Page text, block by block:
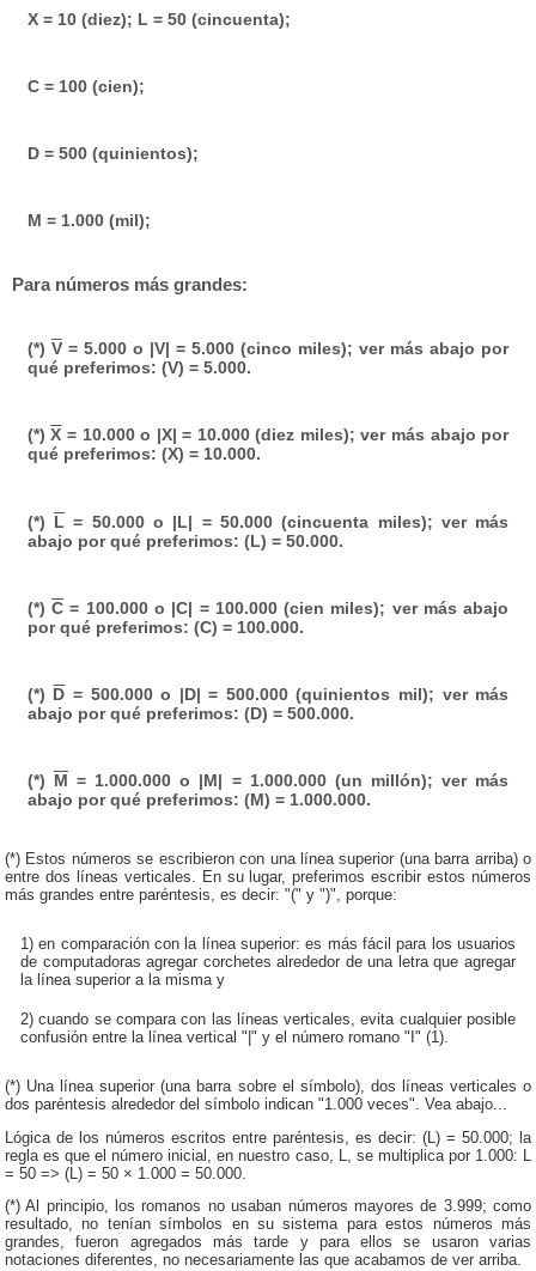
X = 10 (diez); L = 50 (cincuenta);
C = 100 (cien);
D = 500 (quinientos);
M = 1.000 (mil);
Para números más grandes:
(*) V= 5.000 o |V| = 5.000 (cinco miles); ver más abajo por
qué preferimos: (V) = 5.000.
(*)X = 10.000 o |X| = 10.000 (diez miles); ver más abajo por
qué preferimos: (X) = 10.000.
(*) L = 50.000 o |L| = 50.000 (cincuenta miles); ver más
abajo por qué preferimos: (L) = 50.000.
(*)C = 100.000 o |C| = 100.000 (cien miles); ver más abajo
por qué preferimos: (C) = 100.000.
(*) D = 500.000 o |D| = 500.000 (quinientos mil); ver más
abajo por qué preferimos: (D) = 500.000.
(*) M = 1.000.000 o |M| = 1.000.000 (un millón); ver más
abajo por qué preferimos: (M) = 1.000.000.
(*) Estos números se escribieron con una línea superior (una barra arriba) o
entre dos líneas verticales. En su lugar, preferimos escribir estos números
más grandes entre paréntesis, es decir: "(" y ")", porque:
1) en comparación con la línea superior: es más fácil para los usuarios
de computadoras agregar corchetes alrededor de una letra que agregar
la línea superior a la misma y
2) cuando se compara con las líneas verticales, evita cualquier posible
confusión entre la línea vertical "|" y el número romano "I" (1).
(*) Una línea superior (una barra sobre el símbolo), dos líneas verticales o
dos paréntesis alrededor del símbolo indican "1.000 veces". Vea abajo...
Lógica de los números escritos entre paréntesis, es decir: (L) = 50.000; la
regla es que el número inicial, en nuestro caso, L, se multiplica por 1.000: L
= 50 => (L) = 50 × 1.000 = 50.000.
(*) Al principio, los romanos no usaban números mayores de 3.999; como
resultado, no tenían símbolos en su sistema para estos números más
grandes, fueron agregados más tarde y para ellos se usaron varias
notaciones diferentes, no necesariamente las que acabamos de ver arriba.